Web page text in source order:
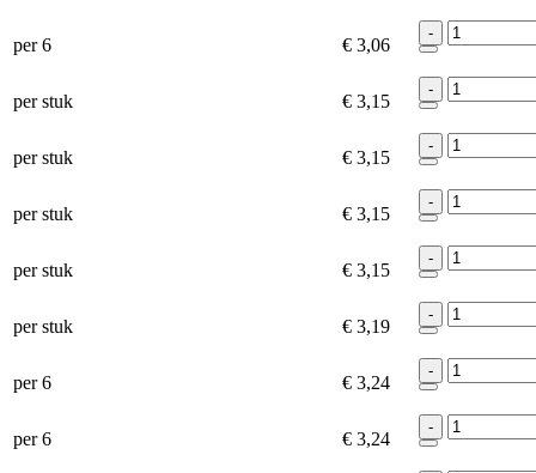
per 6 € 3,06
-
per stuk € 3,15
-
per stuk € 3,15
-
per stuk € 3,15
-
per stuk € 3,15
-
per stuk € 3,19
-
per 6 € 3,24
-
per 6 € 3,24
-